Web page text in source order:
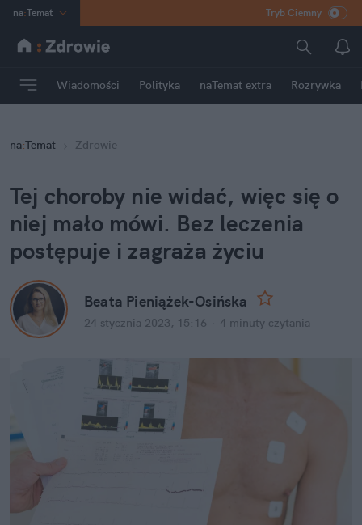
na:Temat
INN Poland
mama
Rozrywka
Tryb Ciemny
Wiadomości Polityka naTemat extra Rozrywka
na:Temat Zdrowie
Tej choroby nie widać, więc się o
niej mało mówi. Bez leczenia
postępuje i zagraża życiu
Beata Pieniążek-Osińska
24 stycznia 2023, 15:16 4 minuty czytania